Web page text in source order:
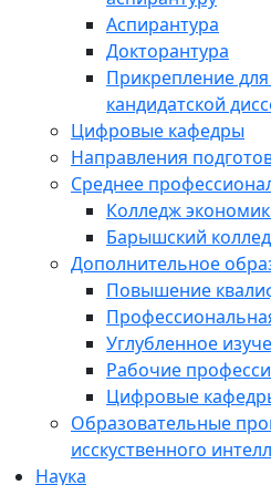
Аспирантура
Докторантура
Прикрепление
кандидатской
Цифровые кафедры
Направления
Среднее
Колледж
Барышский
Дополнительное
Повышение
Углубленное
Рабочие
Цифровые
Образовательные
исскуственного
Наука